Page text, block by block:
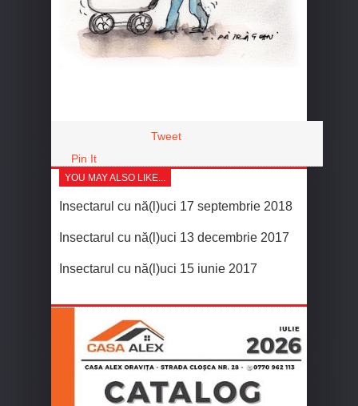
Tweet
Pin It
YOU MAY ALSO LIKE...
Insectarul cu nă(l)uci 17 septembrie 2018
Insectarul cu nă(l)uci 13 decembrie 2017
Insectarul cu nă(l)uci 15 iunie 2017